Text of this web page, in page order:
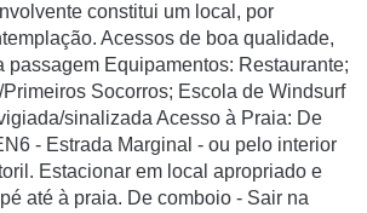
constitui um local, por
Acessos de boa qualidade,
passagem Equipamentos: Restaurante;
Socorros; Escola de Windsurf
sinalizada Acesso à Praia: De
- Estrada Marginal - ou pelo interior
Estacionar em local apropriado e
até à praia. De comboio - Sair na